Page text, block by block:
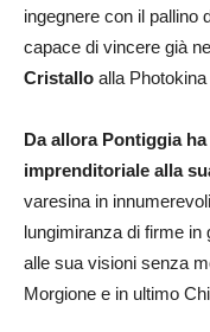
ingegnere con il pallino
capace di vincere già
Cristallo alla
Da allora Pontiggia
imprenditoriale alla
varesina in
lungimiranza di firme in
alle sua visioni senza
Morgione e in ultimo